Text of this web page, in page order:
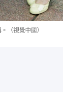
（視覺中國）